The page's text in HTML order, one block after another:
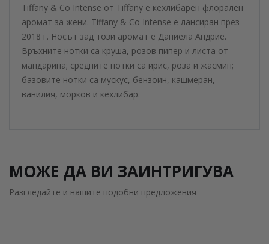
Tiffany & Co Intense от Tiffany е кехлибарен флорален
аромат за жени. Tiffany & Co Intense е лансиран през
2018 г. Носът зад този аромат е Даниела Андрие.
Връхните нотки са круша, розов пипер и листа от
мандарина; средните нотки са ирис, роза и жасмин;
базовите нотки са мускус, бензоин, кашмеран,
ванилия, морков и кехлибар.
МОЖЕ ДА ВИ ЗАИНТРИГУВА
Разгледайте и нашите подобни предложения